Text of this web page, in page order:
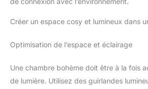
Créer un espace cosy et lumineux dans
Optimisation de l’espace et éclairage
Une chambre bohème doit être à la fois
de lumière. Utilisez des guirlandes